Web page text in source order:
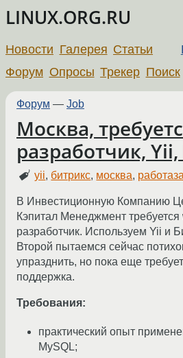
LINUX.ORG.RU
Новости Галерея Статьи
Форум Опросы Трекер Поиск
Форум — Job
Москва,
разработчик,
yii, битрикс, москва,
В Инвестиционную Компанию
Кэпитал Менеджмент требуется
разработчик. Используем Yii и
Второй пытаемся сейчас
упразднить, но пока еще
поддержка.
Требования:
практический опыт
MySQL;